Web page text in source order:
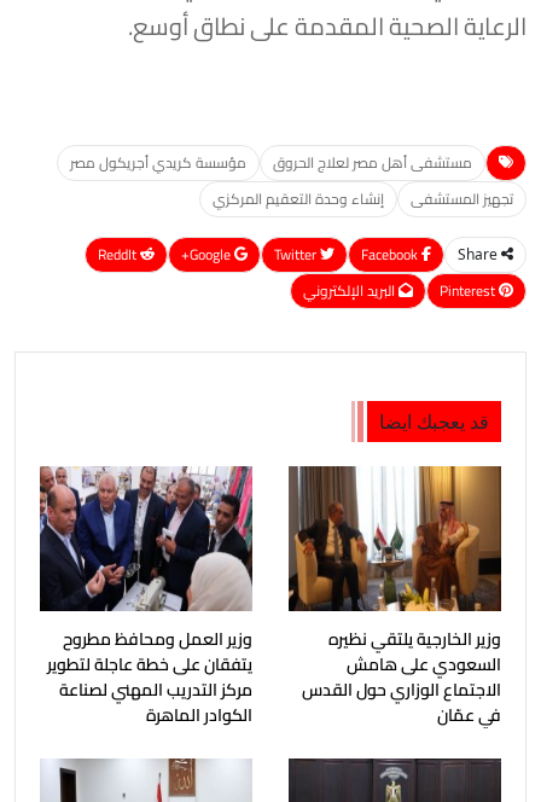
الرعاية الصحية المقدمة على نطاق أوسع.
مستشفى أهل مصر لعلاج الحروق
مؤسسة كريدي أجريكول مصر
تجهيز المستشفى
إنشاء وحدة التعقيم المركزي
Share
Google+
ReddIt
Pinterest
البريد الإلكتروني
قد يعجبك ايضا
وزير الخارجية يلتقي نظيره
السعودي على هامش
الاجتماع الوزاري حول القدس
في عمّان
وزير العمل ومحافظ مطروح
يتفقان على خطة عاجلة لتطوير
مركز التدريب المهني لصناعة
الكوادر الماهرة